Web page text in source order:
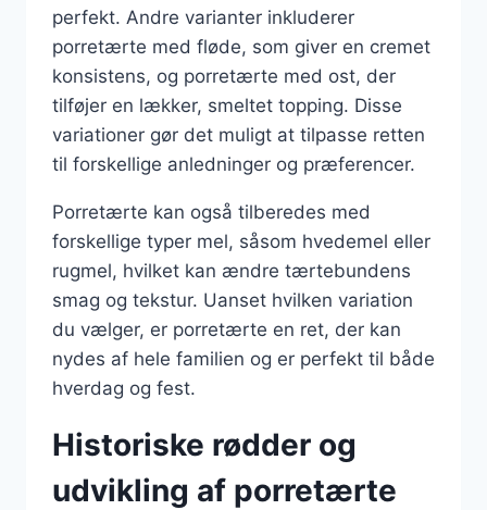
perfekt. Andre varianter inkluderer
porretærte med fløde, som giver en cremet
konsistens, og porretærte med ost, der
tilføjer en lækker, smeltet topping. Disse
variationer gør det muligt at tilpasse retten
til forskellige anledninger og præferencer.
Porretærte kan også tilberedes med
forskellige typer mel, såsom hvedemel eller
rugmel, hvilket kan ændre tærtebundens
smag og tekstur. Uanset hvilken variation
du vælger, er porretærte en ret, der kan
nydes af hele familien og er perfekt til både
hverdag og fest.
Historiske rødder og
udvikling af porretærte